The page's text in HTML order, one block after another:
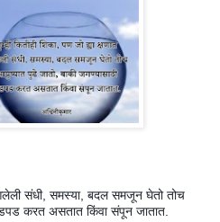
आलेली संधी, समस्या, बदल समजून घेतो तोच
करत असतात किंवा संपून जातात.